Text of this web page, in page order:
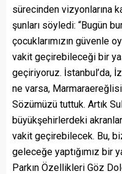
sürecinden vizyonlarına
şunları söyledi: “Bugün
çocuklarımızın güvenle
vakit geçirebileceği bir
geçiriyoruz. İstanbul’da,
ne varsa,
Sözümüzü tuttuk. Artık
büyükşehirlerdeki
vakit geçirebilecek. Bu,
geleceğe yaptığımız bir
Parkın Özellikleri Göz